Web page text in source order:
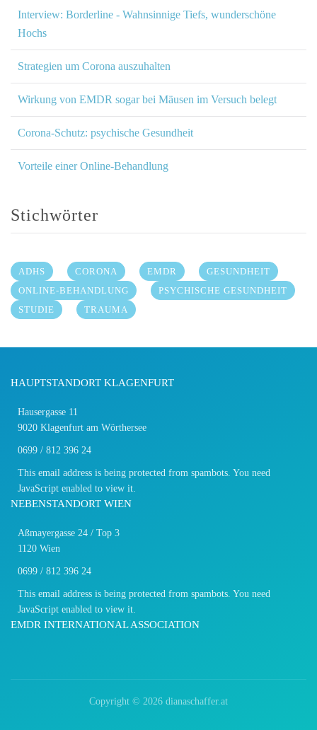
Interview: Borderline - Wahnsinnige Tiefs, wunderschöne
Hochs
Strategien um Corona auszuhalten
Wirkung von EMDR sogar bei Mäusen im Versuch belegt
Corona-Schutz: psychische Gesundheit
Vorteile einer Online-Behandlung
Stichwörter
ADHS CORONA EMDR
GESUNDHEIT
ONLINE-BEHANDLUNG
PSYCHISCHE GESUNDHEIT
STUDIE
TRAUMA
HAUPTSTANDORT KLAGENFURT
Hausergasse 11
9020 Klagenfurt am Wörthersee
0699 / 812 396 24
This email address is being protected from spambots. You need
JavaScript enabled to view it.
NEBENSTANDORT WIEN
Aßmayergasse 24 / Top 3
1120 Wien
0699 / 812 396 24
This email address is being protected from spambots. You need
JavaScript enabled to view it.
EMDR INTERNATIONAL ASSOCIATION
Copyright © 2026 dianaschaffer.at